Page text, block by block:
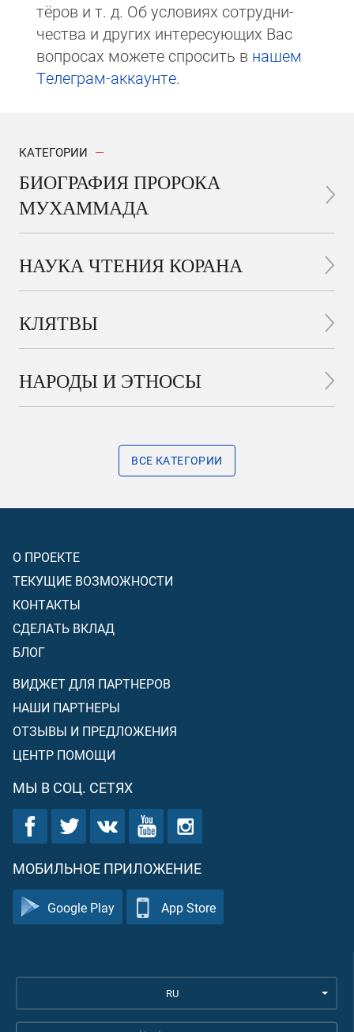
тёров и т. д. Об ус­ло­виях сотрудни­
чест­ва и других интере­сую­щих Вас
вопросах мо­же­те спросить в на­шем
Те­ле­грам-ак­каунте.
КАТЕГОРИИ
БИОГРАФИЯ ПРОРОКА
МУХАММАДА
НАУКА ЧТЕНИЯ КОРАНА
КЛЯТВЫ
НАРОДЫ И ЭТНОСЫ
ВСЕ КАТЕГОРИИ
О ПРОЕКТЕ
ТЕКУЩИЕ ВОЗМОЖНОСТИ
КОНТАКТЫ
СДЕЛАТЬ ВКЛАД
БЛОГ
ВИДЖЕТ ДЛЯ ПАРТНЕРОВ
НАШИ ПАРТНЕРЫ
ОТЗЫВЫ И ПРЕДЛОЖЕНИЯ
ЦЕНТР ПОМОЩИ
МЫ В СОЦ. СЕТЯХ
МОБИЛЬНОЕ ПРИЛОЖЕНИЕ
Google Play App Store
RU